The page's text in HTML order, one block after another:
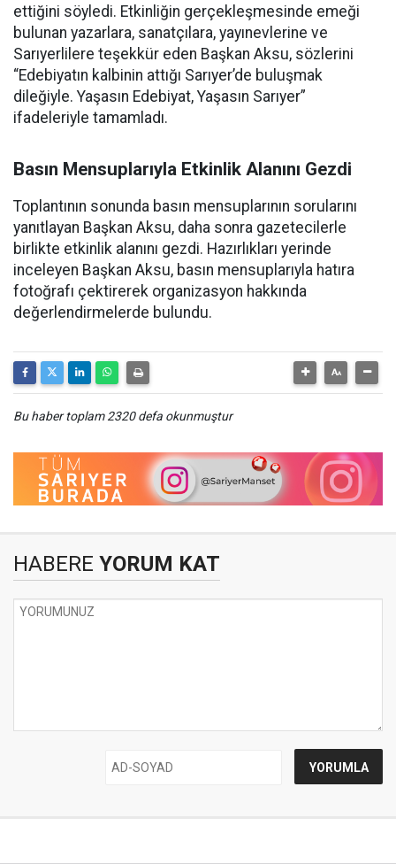
ettiğini söyledi. Etkinliğin gerçekleşmesinde emeği
bulunan yazarlara, sanatçılara, yayınevlerine ve
Sarıyerlilere teşekkür eden Başkan Aksu, sözlerini
“Edebiyatın kalbinin attığı Sarıyer’de buluşmak
dileğiyle. Yaşasın Edebiyat, Yaşasın Sarıyer”
ifadeleriyle tamamladı.
Basın Mensuplarıyla Etkinlik Alanını Gezdi
Toplantının sonunda basın mensuplarının sorularını
yanıtlayan Başkan Aksu, daha sonra gazetecilerle
birlikte etkinlik alanını gezdi. Hazırlıkları yerinde
inceleyen Başkan Aksu, basın mensuplarıyla hatıra
fotoğrafı çektirerek organizasyon hakkında
değerlendirmelerde bulundu.
Bu haber toplam 2320 defa okunmuştur
HABERE YORUM KAT